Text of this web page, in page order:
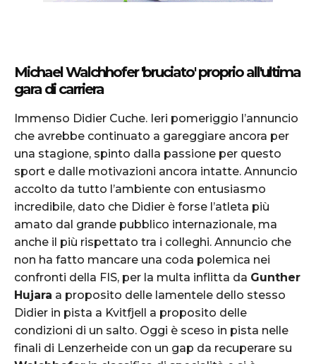
Michael Walchhofer 'bruciato' proprio all'ultima
gara di carriera
Immenso Didier Cuche. Ieri pomeriggio l’annuncio
che avrebbe continuato a gareggiare ancora per
una stagione, spinto dalla passione per questo
sport e dalle motivazioni ancora intatte. Annuncio
accolto da tutto l’ambiente con entusiasmo
incredibile, dato che Didier è forse l’atleta più
amato dal grande pubblico internazionale, ma
anche il più rispettato tra i colleghi. Annuncio che
non ha fatto mancare una coda polemica nei
confronti della FIS, per la multa inflitta da Gunther
Hujara a proposito delle lamentele dello stesso
Didier in pista a Kvitfjell a proposito delle
condizioni di un salto. Oggi è sceso in pista nelle
finali di Lenzerheide con un gap da recuperare su